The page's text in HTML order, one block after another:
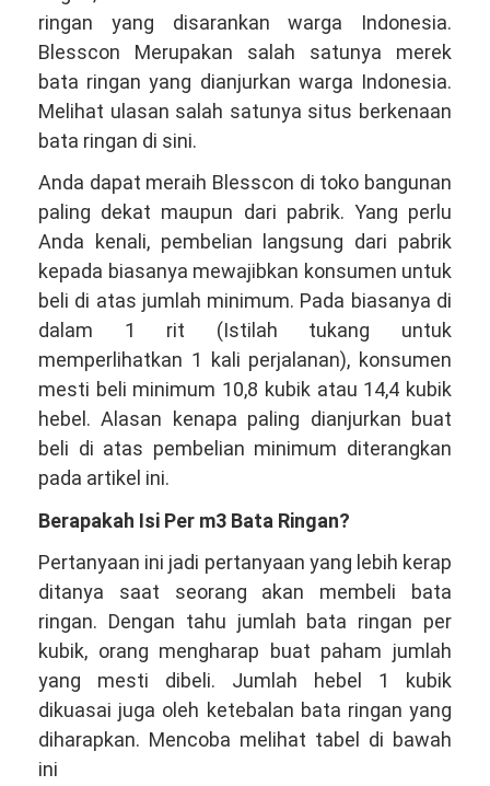
ringan yang disarankan warga Indonesia.
Blesscon Merupakan salah satunya merek
bata ringan yang dianjurkan warga Indonesia.
Melihat ulasan salah satunya situs berkenaan
bata ringan di sini.
Anda dapat meraih Blesscon di toko bangunan
paling dekat maupun dari pabrik. Yang perlu
Anda kenali, pembelian langsung dari pabrik
kepada biasanya mewajibkan konsumen untuk
beli di atas jumlah minimum. Pada biasanya di
dalam 1 rit (Istilah tukang untuk
memperlihatkan 1 kali perjalanan), konsumen
mesti beli minimum 10,8 kubik atau 14,4 kubik
hebel. Alasan kenapa paling dianjurkan buat
beli di atas pembelian minimum diterangkan
pada artikel ini.
Berapakah Isi Per m3 Bata Ringan?
Pertanyaan ini jadi pertanyaan yang lebih kerap
ditanya saat seorang akan membeli bata
ringan. Dengan tahu jumlah bata ringan per
kubik, orang mengharap buat paham jumlah
yang mesti dibeli. Jumlah hebel 1 kubik
dikuasai juga oleh ketebalan bata ringan yang
diharapkan. Mencoba melihat tabel di bawah
ini